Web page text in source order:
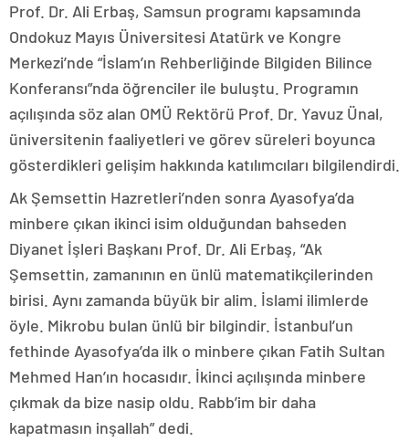
Prof. Dr. Ali Erbaş, Samsun programı kapsamında
Ondokuz Mayıs Üniversitesi Atatürk ve Kongre
Merkezi’nde “İslam’ın Rehberliğinde Bilgiden Bilince
Konferansı”nda öğrenciler ile buluştu. Programın
açılışında söz alan OMÜ Rektörü Prof. Dr. Yavuz Ünal,
üniversitenin faaliyetleri ve görev süreleri boyunca
gösterdikleri gelişim hakkında katılımcıları bilgilendirdi.
Ak Şemsettin Hazretleri’nden sonra Ayasofya’da
minbere çıkan ikinci isim olduğundan bahseden
Diyanet İşleri Başkanı Prof. Dr. Ali Erbaş, “Ak
Şemsettin, zamanının en ünlü matematikçilerinden
birisi. Aynı zamanda büyük bir alim. İslami ilimlerde
öyle. Mikrobu bulan ünlü bir bilgindir. İstanbul’un
fethinde Ayasofya’da ilk o minbere çıkan Fatih Sultan
Mehmed Han’ın hocasıdır. İkinci açılışında minbere
çıkmak da bize nasip oldu. Rabb’im bir daha
kapatmasın inşallah” dedi.